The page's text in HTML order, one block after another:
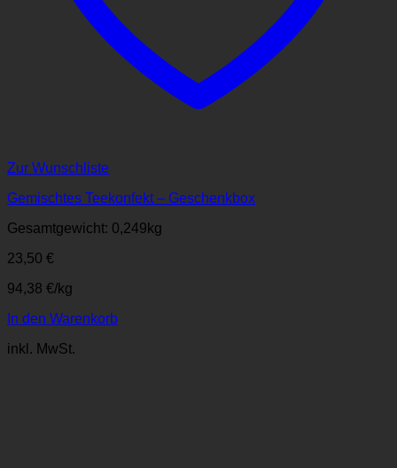
Zur Wunschliste
Gemischtes Teekonfekt – Geschenkbox
Gesamtgewicht: 0,249 kg
23,50 €
94,38 €/kg
In den Warenkorb
inkl. MwSt.